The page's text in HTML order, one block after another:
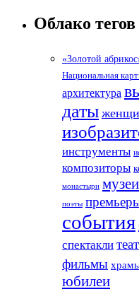
Облако тегов
«Золотой
Национальная
архитектура
даты
инструменты
композиторы
монастыри музеи
поэты
события
спектакли
фильмы
юбилеи